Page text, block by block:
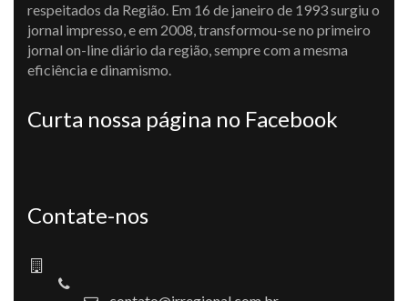
respeitados da Região. Em 16 de janeiro de 1993 surgiu o
jornal impresso, e em 2008, transformou-se no primeiro
jornal on-line diário da região, sempre com a mesma
eficiência e dinamismo.
Curta nossa página no Facebook
Contate-nos